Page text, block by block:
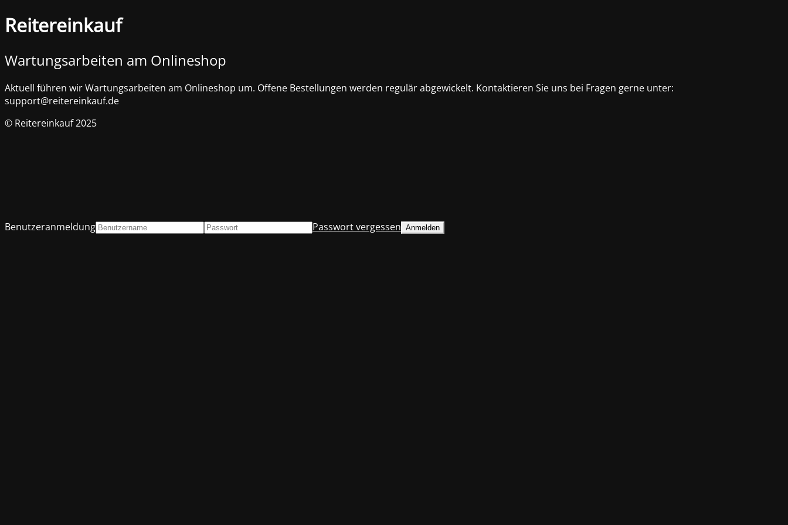
Reitereinkauf
Wartungsarbeiten am Onlineshop
Aktuell führen wir Wartungsarbeiten am Onlineshop um. Offene Bestellungen werden regulär abgewickelt. Kontaktieren Sie uns bei Fragen gerne unter:
support@reitereinkauf.de
© Reitereinkauf 2025
Benutzeranmeldung Passwort vergessen